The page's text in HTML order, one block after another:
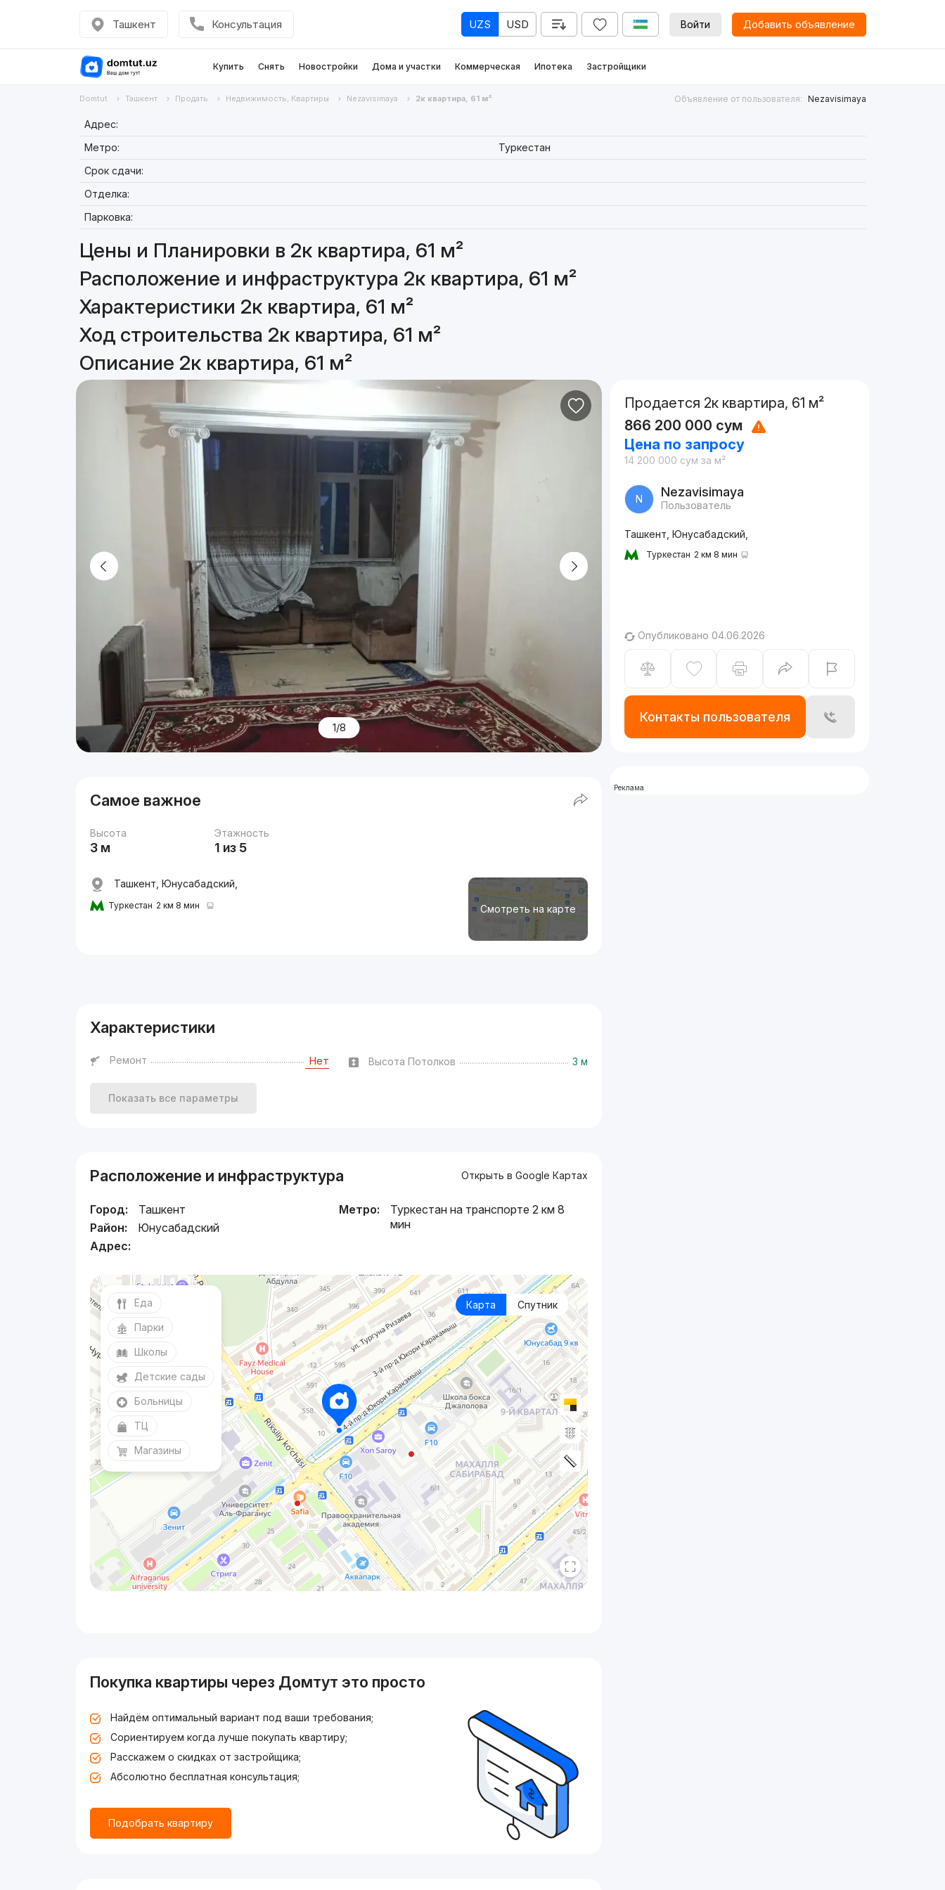
Ташкент Консультация UZS USD Войти Добавить объявление
Купить Снять Новостройки Дома и участки Коммерческая Ипотека Застройщики
Domtut Ташкент Продать Недвижимость, Квартиры Nezavisimaya 2к квартира, 61 м² Объявление от пользователя: Nezavisimaya
Адрес:
Метро:
Туркестан
Срок сдачи:
Отделка:
Парковка:
Цены и Планировки в 2к квартира, 61 м²
Расположение и инфраструктура 2к квартира, 61 м²
Характеристики 2к квартира, 61 м²
Ход строительства 2к квартира, 61 м²
Описание 2к квартира, 61 м²
1/8
Самое важное
Высота
3 м
Этажность
1 из 5
Смотреть на карте
Ташкент, Юнусабадский,
Туркестан 2 км 8 мин
Характеристики
Ремонт Нет Высота Потолков 3 м
Показать все параметры
Расположение и инфраструктура Открыть в Google Картах
Город:
Ташкент
Район:
Юнусабадский
Адрес:
Метро:
Туркестан на транспорте 2 км 8
мин
Карта Спутник
Еда
Парки
Школы
Детские сады
Больницы
ТЦ
Магазины
Покупка квартиры через Домтут это просто
Найдём оптимальный вариант под ваши требования;
Сориентируем когда лучше покупать квартиру;
Расскажем о скидках от застройщика;
Абсолютно бесплатная консультация;
Подобрать квартиру
Продается 2к квартира, 61 м²
866 200 000 сум
Цена по запросу
14 200 000 сум за м²
N Nezavisimaya
Пользователь
Ташкент, Юнусабадский,
Туркестан 2 км 8 мин
Опубликовано 04.06.2026
Контакты пользователя
Реклама